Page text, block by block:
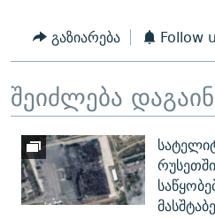
გაზიარება Follow
შეიძლება